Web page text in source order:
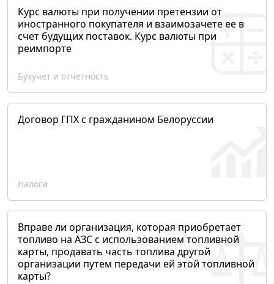
Курс валюты при получении претензии от
иностранного покупателя и взаимозачете ее в
счет будущих поставок. Курс валюты при
реимпорте
Бухучет и отчетность
Договор ГПХ с гражданином Белоруссии
Налоги
Вправе ли организация, которая приобретает
топливо на АЗС с использованием топливной
карты, продавать часть топлива другой
организации путем передачи ей этой топливной
карты?